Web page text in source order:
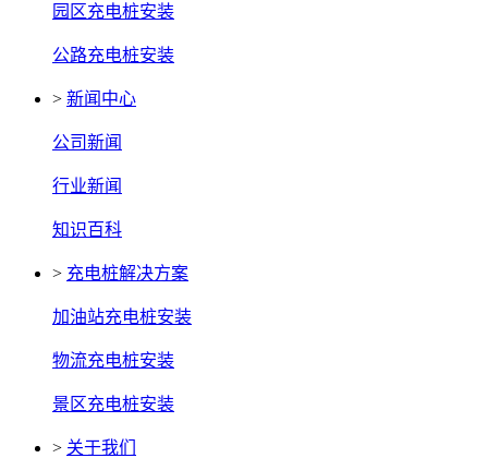
园区充电桩安装
公路充电桩安装
> 新闻中心
公司新闻
行业新闻
知识百科
> 充电桩解决方案
加油站充电桩安装
物流充电桩安装
景区充电桩安装
> 关于我们